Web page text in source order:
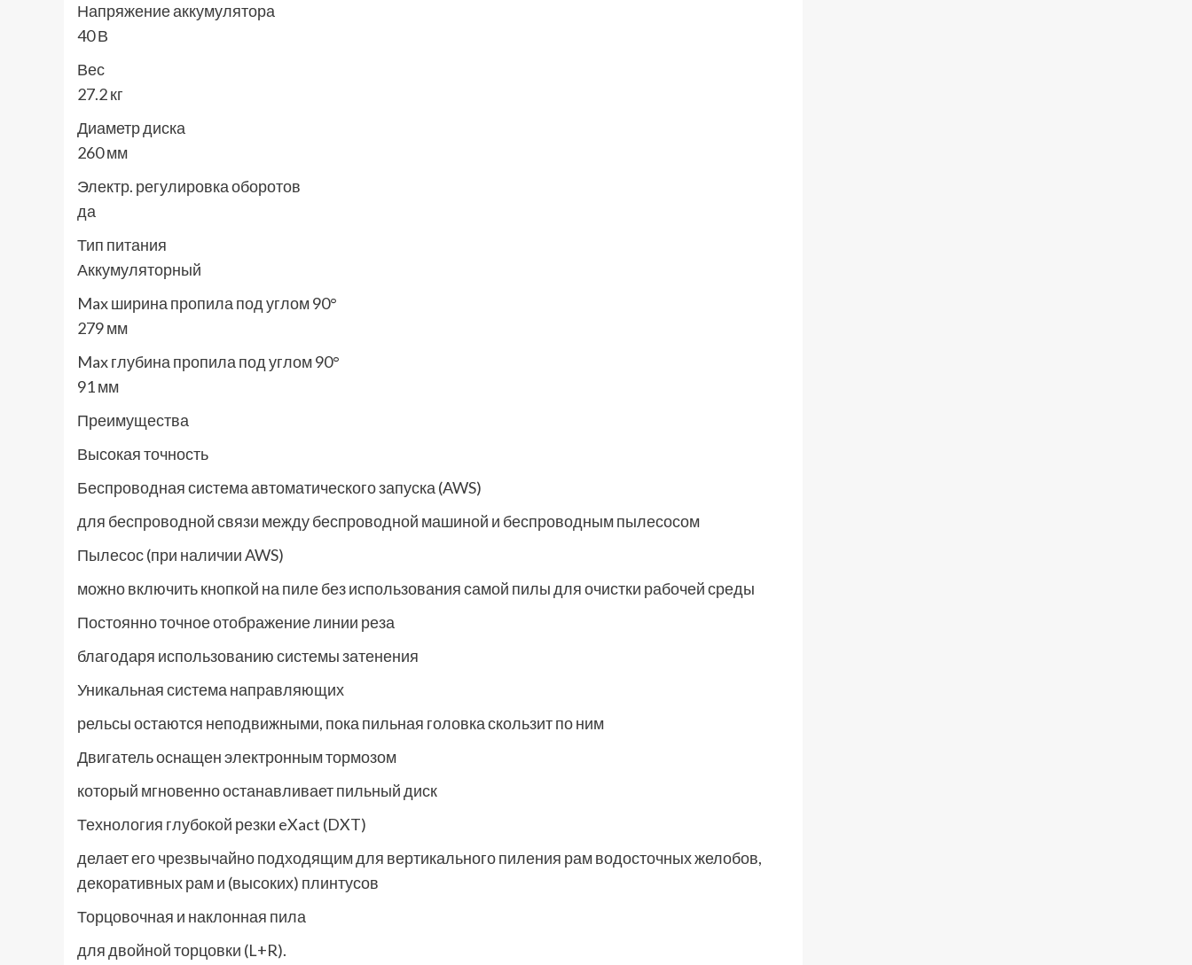
Напряжение аккумулятора
40 В
Вес
27.2 кг
Диаметр диска
260 мм
Электр. регулировка оборотов
да
Тип питания
Аккумуляторный
Max ширина пропила под углом 90°
279 мм
Max глубина пропила под углом 90°
91 мм
Преимущества
Высокая точность
Беспроводная система автоматического запуска (AWS)
для беспроводной связи между беспроводной машиной и беспроводным пылесосом
Пылесос (при наличии AWS)
можно включить кнопкой на пиле без использования самой пилы для очистки рабочей среды
Постоянно точное отображение линии реза
благодаря использованию системы затенения
Уникальная система направляющих
рельсы остаются неподвижными, пока пильная головка скользит по ним
Двигатель оснащен электронным тормозом
который мгновенно останавливает пильный диск
Технология глубокой резки eXact (DXT)
делает его чрезвычайно подходящим для вертикального пиления рам водосточных желобов,
декоративных рам и (высоких) плинтусов
Торцовочная и наклонная пила
для двойной торцовки (L+R).